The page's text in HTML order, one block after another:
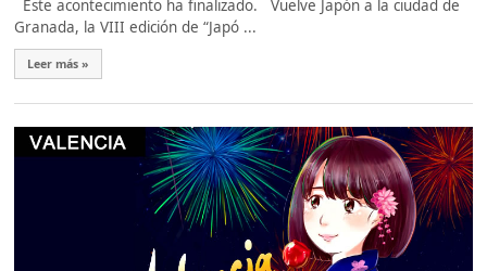
Este acontecimiento ha finalizado. Vuelve Japón a la ciudad de
Granada, la VIII edición de “Japó ...
Leer más »